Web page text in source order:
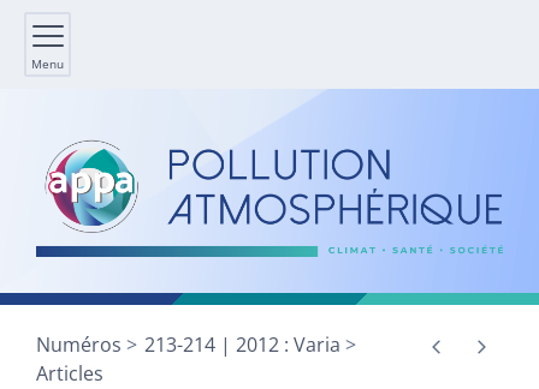
Menu
Numéros
213-214 | 2012 : Varia
Articles